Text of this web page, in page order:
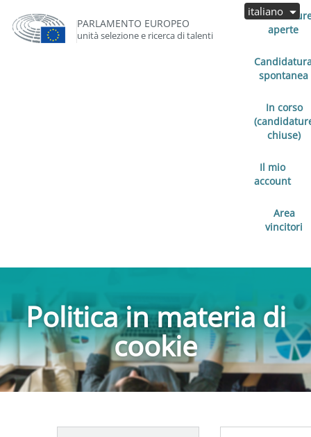
PARLAMENTO EUROPEO
unità selezione e ricerca di talenti
aperte
spontanea
In corso
chiuse)
Il mio
account
Area
vincitori
italiano
Politica in materia di
cookie